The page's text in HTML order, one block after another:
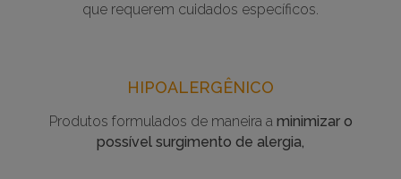
que requerem cuidados específicos.
HIPOALERGÊNICO
Produtos formulados de maneira a minimizar o
possível surgimento de alergia,